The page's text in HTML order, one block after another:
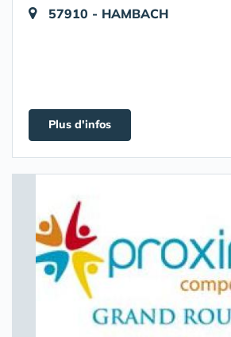
57910 - HAMBACH
Plus d'infos